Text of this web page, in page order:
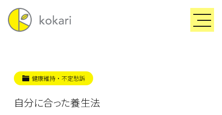
健康維持・不定愁訴
自分に合った養生法